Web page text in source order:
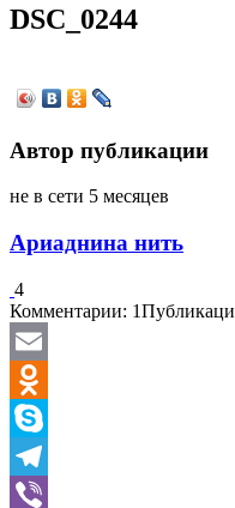
DSC_0244
Автор публикации
не в сети 5 месяцев
Ариаднина нить
4
Комментарии: 1
Email
Odnoklassniki
Skype
Telegram